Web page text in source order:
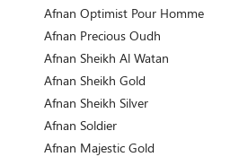
Afnan Optimist Pour Homme
Afnan Precious Oudh
Afnan Sheikh Al Watan
Afnan Sheikh Gold
Afnan Sheikh Silver
Afnan Soldier
Afnan Majestic Gold